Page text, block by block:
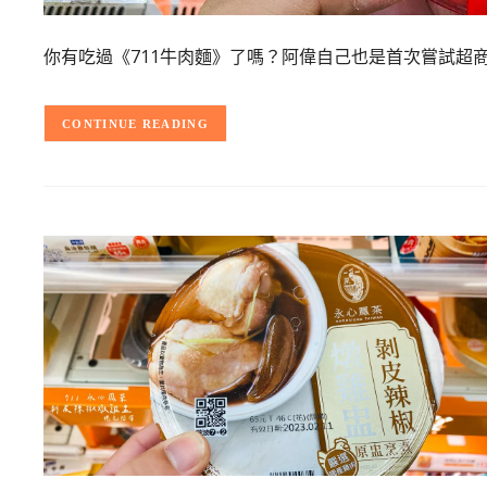
你有吃過《711牛肉麵》了嗎？阿偉自己也是首次嘗試
CONTINUE READING